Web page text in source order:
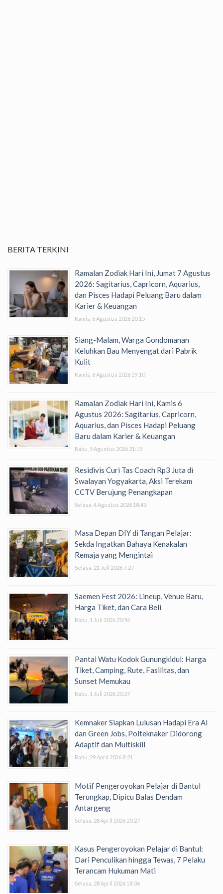
BERITA TERKINI
Ramalan Zodiak Hari Ini, Jumat 7 Agustus
2026: Sagitarius, Capricorn, Aquarius,
dan Pisces Hadapi Peluang Baru dalam
Karier & Keuangan
Kamis, 6 Agustus 2026 20:15
Siang-Malam, Warga Gondomanan
Keluhkan Bau Menyengat dari Pabrik
Kulit
Kamis, 6 Agustus 2026 19:10
Ramalan Zodiak Hari Ini, Kamis 6
Agustus 2026: Sagitarius, Capricorn,
Aquarius, dan Pisces Hadapi Peluang
Baru dalam Karier & Keuangan
Rabu, 5 Agustus 2026 21:15
Residivis Curi Tas Coach Rp3 Juta di
Swalayan Yogyakarta, Aksi Terekam
CCTV Berujung Penangkapan
Selasa, 4 Agustus 2026 18:43
Masa Depan DIY di Tangan Pelajar:
Sekda Ingatkan Bahaya Kenakalan
Remaja yang Mengintai
Selasa, 21 Juli 2026 7:27
Saemen Fest 2026: Lineup, Venue Baru,
Harga Tiket, dan Cara Beli
Rabu, 1 Juli 2026 20:54
Pantai Watu Kodok Gunungkidul: Harga
Tiket, Camping, Rute, Fasilitas, dan
Sunset Memukau
Rabu, 1 Juli 2026 20:27
Kemnaker Siapkan Lulusan Hadapi Era AI
dan Green Jobs, Polteknaker Didorong
Adaptif dan Multiskill
Rabu, 29 April 2026 8:21
Motif Pengeroyokan Pelajar di Bantul
Terungkap, Dipicu Balas Dendam
Antargeng
Selasa, 28 April 2026 20:27
Kasus Pengeroyokan Pelajar di Bantul:
Dari Penculikan hingga Tewas, 7 Pelaku
Terancam Hukuman Mati
Selasa, 28 April 2026 18:36